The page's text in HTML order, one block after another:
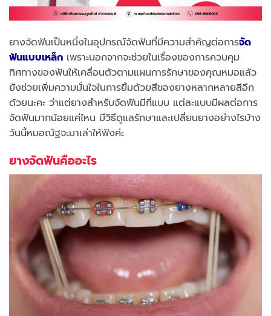
ยางจัดฟันเป็นหนึ่งในอุปกรณ์จัดฟันที่มีความสำคัญต่อการจัด
ฟันแบบเหล็ก เพราะนอกจากจะช่วยในเรื่องของการควบคุม
ทิศทางของฟันให้เคลื่อนตัวตามแผนการรักษาของคุณหมอแล้ว
ยังช่วยเพิ่มความมั่นใจในการยิ้มด้วยสีของยางหลากหลายสีอีก
ด้วยนะคะ ว่าแต่ยางสำหรับจัดฟันมีกี่แบบ แต่ละแบบมีผลต่อการ
จัดฟันมากน้อยแค่ไหน มีวิธีดูแลรักษาและเปลี่ยนยางอย่างไรบ้าง
วันนี้หมอณัฐจะมาเล่าให้ฟังค่ะ
ยางจัดฟันคืออะไร